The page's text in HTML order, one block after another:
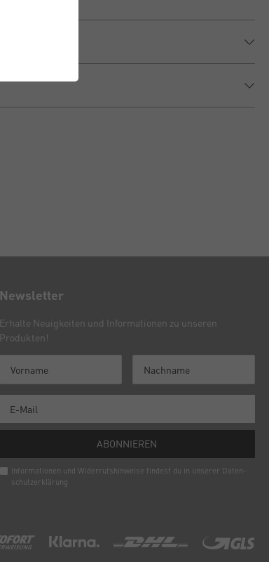
Newsletter
Erhalte Neuigkeiten und Informationen zu unseren
Produkten!
ABONNIEREN
Informationen und Widerrufshinweise findest du in unserer Daten­
schutz­erklärung